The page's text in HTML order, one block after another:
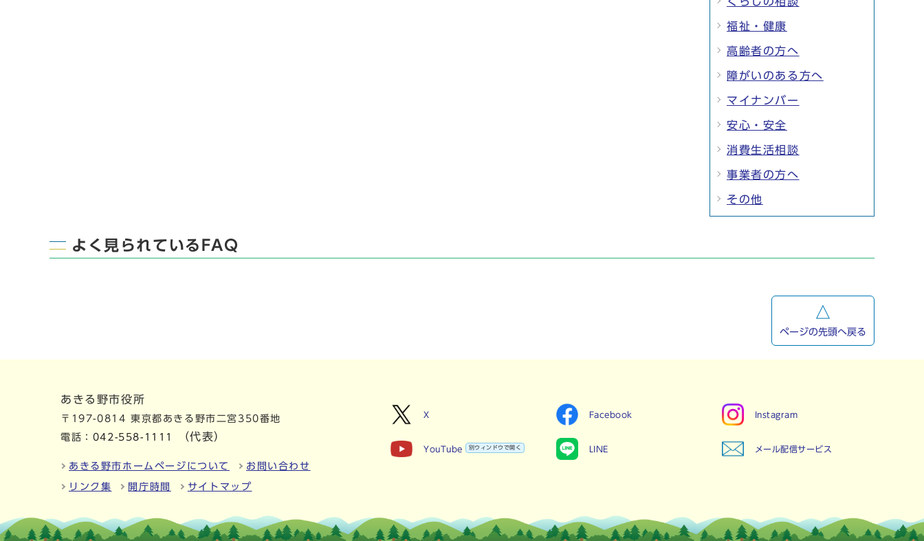
福祉・健康
高齢者の方へ
障がいのある方へ
マイナンバー
安心・安全
消費生活相談
事業者の方へ
その他
よく見られているFAQ
ページの先頭へ戻る
あきる野市役所
〒197-0814 東京都あきる野市二宮350番地
電話： 042-558-1111 （代表）
あきる野市ホームページについて お問い合わせ
リンク集 開庁時間 サイトマップ
X Facebook Instagram
YouTube 別ウィンドウで開く LINE メール配信サービス